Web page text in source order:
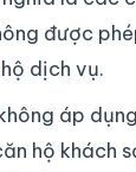
được
dịch vụ.
áp
hộ khách